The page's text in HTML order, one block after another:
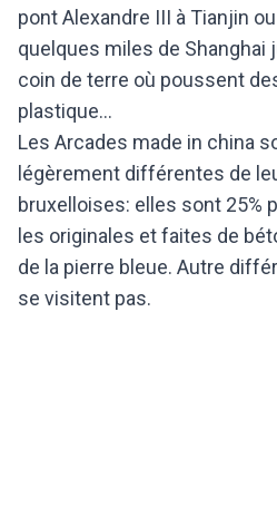
pont Alexandre III à Tianjin
quelques miles de Shanghai
coin de terre où poussent
plastique...
Les Arcades made in china
légèrement différentes de
bruxelloises: elles sont 25%
les originales et faites de
de la pierre bleue. Autre
se visitent pas.